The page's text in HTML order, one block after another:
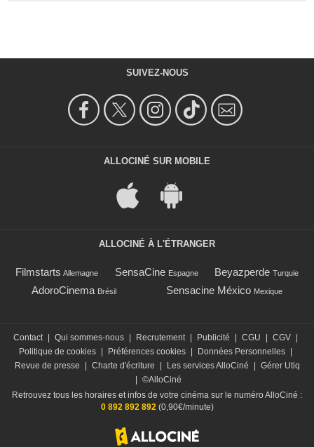
SUIVEZ-NOUS
ALLOCINÉ SUR MOBILE
ALLOCINÉ À L'ÉTRANGER
Filmstarts Allemagne SensaCine Espagne Beyazperde Turquie
AdoroCinema Brésil Sensacine México Mexique
Contact | Qui sommes-nous | Recrutement | Publicité | CGU | CGV |
Politique de cookies | Préférences cookies | Données Personnelles |
Revue de presse
| Charte d'écriture | Les services AlloCiné | Gérer Utiq
| ©AlloCiné
Retrouvez tous les horaires et infos de votre cinéma sur le numéro AlloCiné :
0 892 892 892 (0,90€/minute)